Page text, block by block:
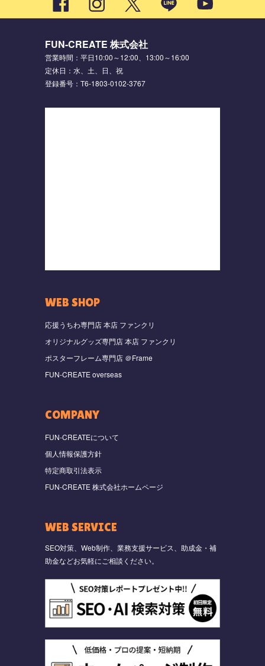
FUN-CREATE 株式会社
営業時間：平日10:00～12:00、13:00～16:00
定休日：水、土、日、祝
登録番号：T6-1803-0102-3767
WEB SHOP
応援うちわ専門店 本店 ファンクリ
オリジナルグッズ専門店 本店 ファンクリ
ポスターフレーム専門店 ＠Frame
FUN-CREATE overseas
COMPANY
FUN-CREATEについて
個人情報保護方針
特定商取引法表示
FUN-CREATE 株式会社ホームページ
WEB SERVICE
SEO対策、Web制作、業務支援サービス、助成金・補
助金などお気軽にご相談ください。